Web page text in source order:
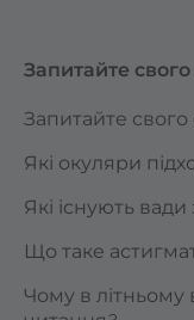
Запитайте свого
Запитайте свого
Які окуляри
Які існують вади
Що таке
Чому в літньому